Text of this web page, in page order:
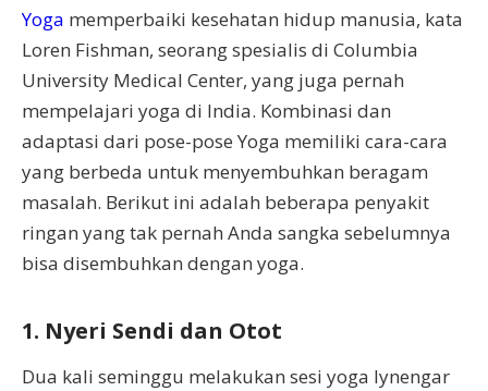
Yoga memperbaiki kesehatan hidup manusia, kata
Loren Fishman, seorang spesialis di Columbia
University Medical Center, yang juga pernah
mempelajari yoga di India. Kombinasi dan
adaptasi dari pose-pose Yoga memiliki cara-cara
yang berbeda untuk menyembuhkan beragam
masalah. Berikut ini adalah beberapa penyakit
ringan yang tak pernah Anda sangka sebelumnya
bisa disembuhkan dengan yoga.
1. Nyeri Sendi dan Otot
Dua kali seminggu melakukan sesi yoga lynengar